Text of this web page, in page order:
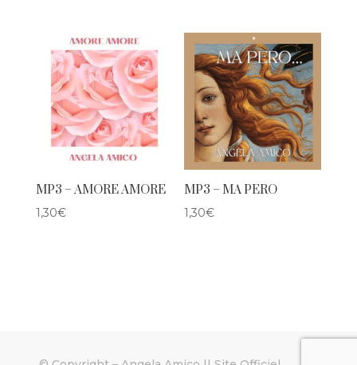
MP3 – AMORE AMORE
1,30€
MP3 – MA PERO
1,30€